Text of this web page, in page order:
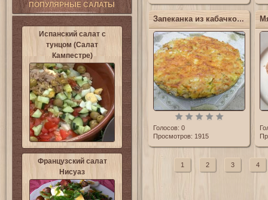
ПОПУЛЯРНЫЕ САЛАТЫ
Испанский салат с
тунцом (Салат
Кампестре)
Французский салат
Нисуаз
Запеканка из кабачков, мяса и риса
Голосов: 0
Просмотров: 1915
1 2 3 4